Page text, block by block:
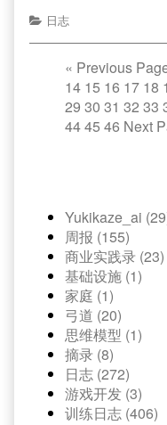
日志
« Previous
14 15 16 17 18
29 30 31 32 33
4445 46 Next
Yukikaze_ai
周报 (155)
商业实践录 (23)
基础设施 (1)
家庭 (1)
弓道 (20)
思维模型 (1)
摘录 (8)
日志 (272)
游戏开发 (3)
训练日志 (406)